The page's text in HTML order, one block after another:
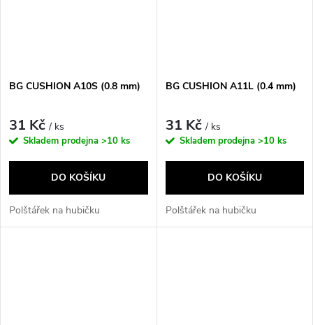
BG CUSHION A10S (0.8 mm)
31 Kč/ ks
Skladem prodejna >10 ks
DO KOŠÍKU
Polštářek na hubičku
BG CUSHION A11L (0.4 mm)
31 Kč/ ks
Skladem prodejna >10 ks
DO KOŠÍKU
Polštářek na hubičku